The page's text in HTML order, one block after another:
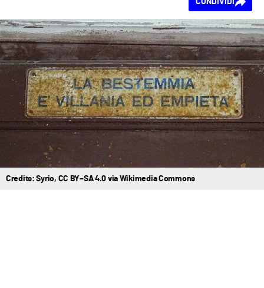
CONDIVIDI
Credits: Syrio, CC BY–SA 4.0 via Wikimedia Commons